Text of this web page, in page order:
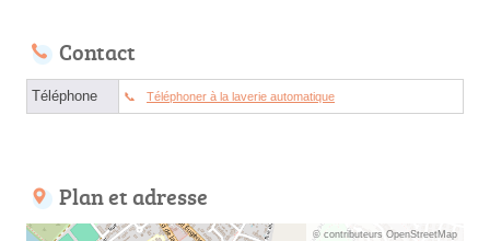
Contact
Téléphone Téléphoner à la laverie automatique
Plan et adresse
© contributeurs OpenStreetMap